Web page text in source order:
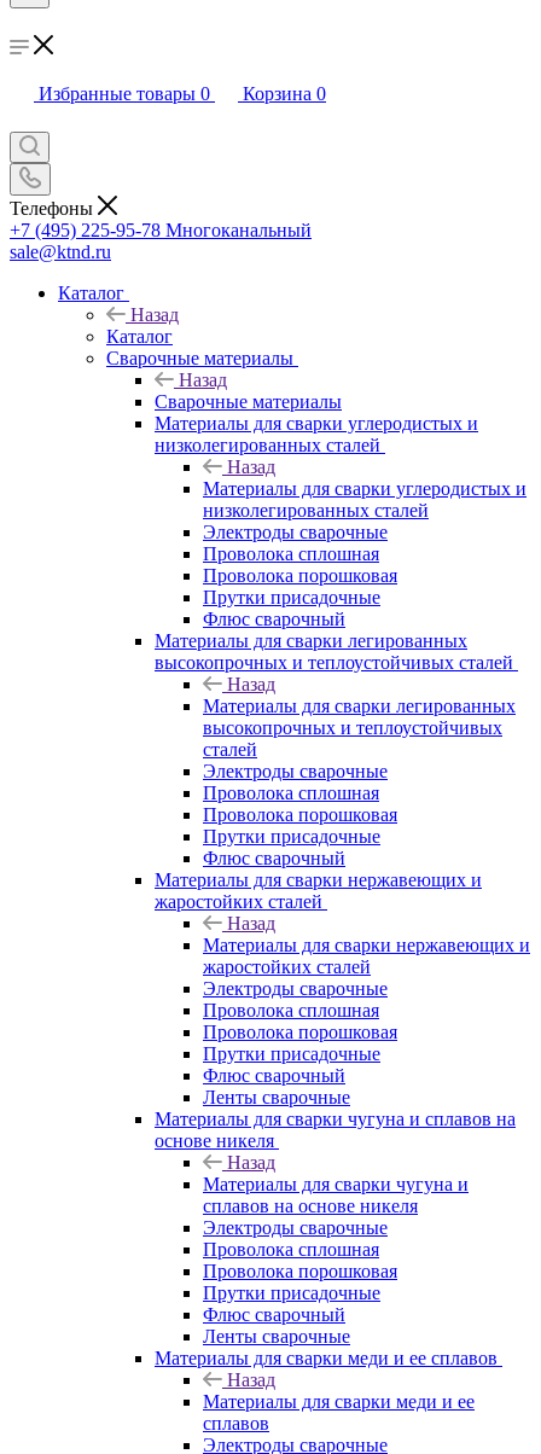
Избранные товары 0 Корзина 0
Телефоны
+7 (495) 225-95-78 Многоканальный
sale@ktnd.ru
Каталог
Назад
Каталог
Сварочные материалы
Назад
Сварочные материалы
Материалы для сварки углеродистых и
низколегированных сталей
Назад
Материалы для сварки углеродистых и
низколегированных сталей
Электроды сварочные
Проволока сплошная
Проволока порошковая
Прутки присадочные
Флюс сварочный
Материалы для сварки легированных
высокопрочных и теплоустойчивых сталей
Назад
Материалы для сварки легированных
высокопрочных и теплоустойчивых
сталей
Электроды сварочные
Проволока сплошная
Проволока порошковая
Прутки присадочные
Флюс сварочный
Материалы для сварки нержавеющих и
жаростойких сталей
Назад
Материалы для сварки нержавеющих и
жаростойких сталей
Электроды сварочные
Проволока сплошная
Проволока порошковая
Прутки присадочные
Флюс сварочный
Ленты сварочные
Материалы для сварки чугуна и сплавов на
основе никеля
Назад
Материалы для сварки чугуна и
сплавов на основе никеля
Электроды сварочные
Проволока сплошная
Проволока порошковая
Прутки присадочные
Флюс сварочный
Ленты сварочные
Материалы для сварки меди и ее сплавов
Назад
Материалы для сварки меди и ее
сплавов
Электроды сварочные